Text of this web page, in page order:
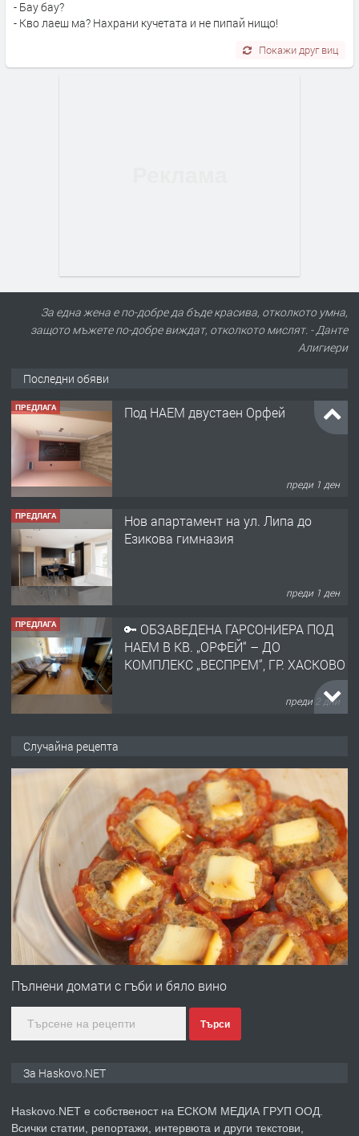
- Бау бау?
- Кво лаеш ма? Нахрани кучетата и не пипай нищо!
Покажи друг виц
За една жена е по-добре да бъде красива, отколкото умна,
защото мъжете по-добре виждат, отколкото мислят. - Данте
Алигиери
Последни обяви
ПРЕДЛАГА
Нов апартамент на ул. Липа до
преди 1 ден
ПРЕДЛАГА
🔑 ОБЗАВЕДЕНА ГАРСОНИЕРА ПОД
НАЕМ В КВ. „ОРФЕЙ“ – ДО
преди 2 дни
ПРЕДЛАГА
НАПЪЛНО ОБЗАВЕДЕН И
ОБОРУДВАН ТРИСТАЕН
АПАРТАМЕНТ В ЦЕНТЪРА НА ГР.
преди 3 дни
преди 3 дни
ПРЕДЛАГА
№4120 Магазин/Офис под наем в кв.
Любен Каравелов, Хасково-близо до
градската градина!
преди 3 дни
ПРЕДЛАГА
ПРОСТОРЕН ТРИСТАЕН
КУБА
Случайна рецепта
Пълнени домати с гъби и бяло вино
Търси
За Haskovo.NET
Haskovo.NET е собственост на ЕСКОМ МЕДИА ГРУП ООД.
Всички статии, репортажи, интервюта и други текстови,